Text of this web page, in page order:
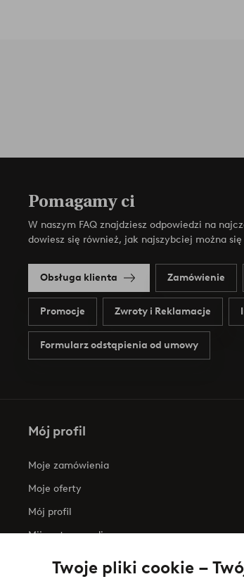
Twoje pliki cookie –
Pomagamy ci
W naszym FAQ znajdziesz odpowiedzi na
dowiesz się również, jak najszybciej można
Obsługa klienta Zamówienie
Promocje Zwroty i Reklamacje
Formularz odstąpienia od umowy
Mój profil
Moje zamówienia
Moje oferty
Mój profil
Mijn retourzendingen